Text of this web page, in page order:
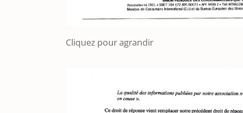
Cliquez pour agrandir